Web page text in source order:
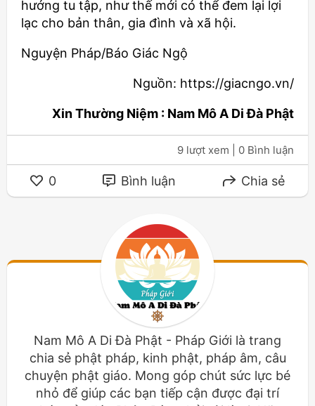
hướng tu tập, như thế mới có thể đem lại lợi
lạc cho bản thân, gia đình và xã hội.
Nguyện Pháp/Báo Giác Ngộ
Nguồn: https://giacngo.vn/
Xin Thường Niệm : Nam Mô A Di Đà Phật
9 lượt xem | 0 Bình luận
0 Bình luận Chia sẻ
Nam Mô A Di Đà Phật - Pháp Giới là trang
chia sẻ phật pháp, kinh phật, pháp âm, câu
chuyện phật giáo. Mong góp chút sức lực bé
nhỏ để giúp các bạn tiếp cận được đại trí